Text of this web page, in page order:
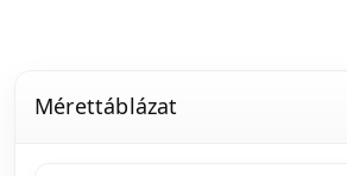
Mérettáblázat